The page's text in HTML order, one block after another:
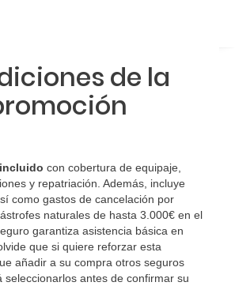
el viaje?
solicitud de reserva?
incluidos, ¿dónde debo
de viaje mi reserva?
generales en las
de entrada y salida del
de la
con cobertura de equipaje,
y repatriación. Además, incluye
como gastos de cancelación por
naturales de hasta 3.000€ en el
garantiza asistencia básica en
que si quiere reforzar esta
añadir a su compra otros seguros
seleccionarlos antes de confirmar su